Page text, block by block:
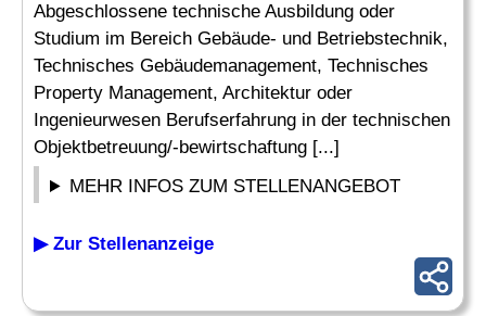
Abgeschlossene technische Ausbildung oder
Studium im Bereich Gebäude- und Betriebstechnik,
Technisches Gebäudemanagement, Technisches
Property Management, Architektur oder
Ingenieurwesen Berufserfahrung in der technischen
Objektbetreuung/-bewirtschaftung [...]
MEHR INFOS ZUM STELLENANGEBOT
▶ Zur Stellenanzeige